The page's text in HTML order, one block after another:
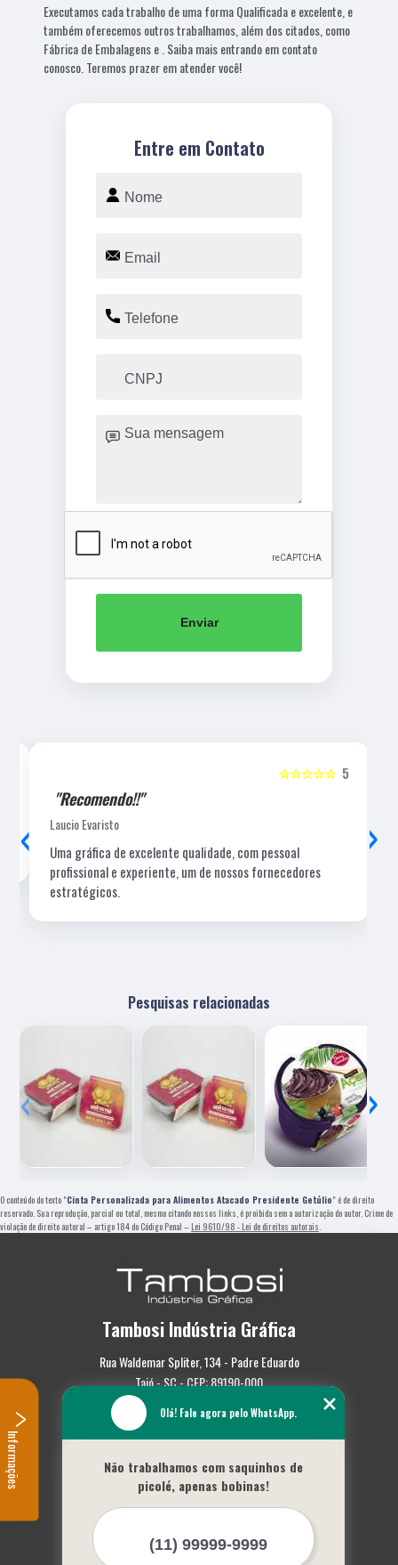
Executamos cada trabalho de uma forma Qualificada e excelente, e
também oferecemos outros trabalhamos, além dos citados, como
Fábrica de Embalagens e . Saiba mais entrando em contato
conosco. Teremos prazer em atender você!
Entre em Contato
Enviar
5
☆☆☆☆☆
"Recomendo!!"
Laucio Evaristo
Uma gráfica de excelente qualidade, com pessoal
profissional e experiente, um de nossos fornecedores
estratégicos.
‹ ›
Pesquisas relacionadas
‹ ›
O conteúdo do texto "Cinta Personalizada para Alimentos Atacado Presidente Getúlio" é de direito
reservado. Sua reprodução, parcial ou total, mesmo citando nossos links, é proibida sem a autorização do autor. Crime de
violação de direito autoral – artigo 184 do Código Penal – Lei 9610/98 - Lei de direitos autorais
Tambosi Indústria Gráfica
Rua Waldemar Spliter, 134 - Padre Eduardo
Taió - SC - CEP: 89190-000
(47) 3562-0587
Empresa
Missão
Serviços
Mapa do site
Olá! Fale agora pelo WhatsApp.
Não trabalhamos com saquinhos de
picolé, apenas bobinas!
Informações